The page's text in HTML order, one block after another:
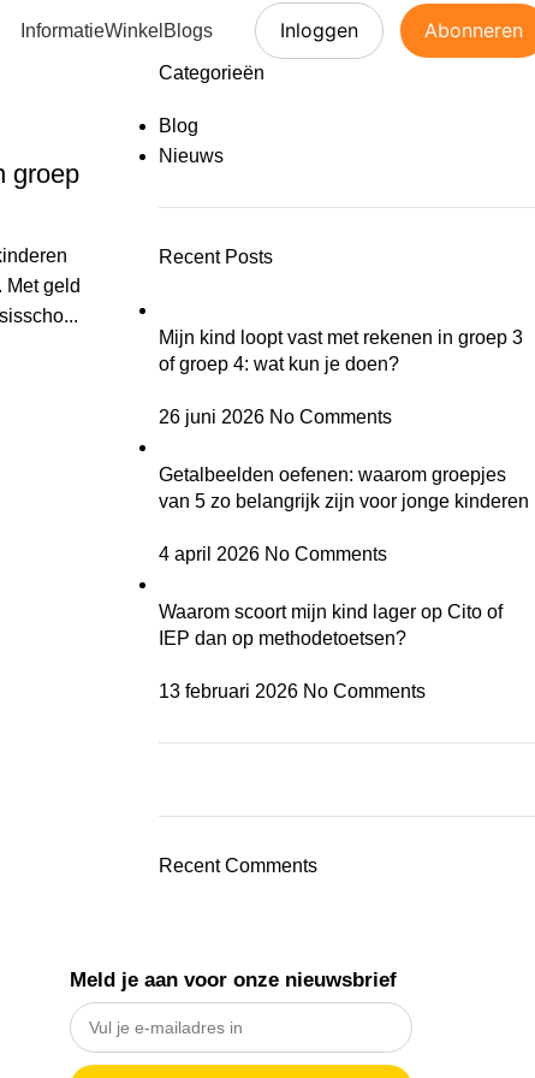
InformatieWinkel Blogs Inloggen Abonneren
groep
Met geld
Categorieën
Blog
Nieuws
Recent Posts
Mijn kind loopt vast met rekenen in groep 3
of groep 4: wat kun je doen?
26 juni 2026 No Comments
Getalbeelden oefenen: waarom groepjes
van 5 zo belangrijk zijn voor jonge kinderen
4 april 2026 No Comments
Waarom scoort mijn kind lager op Cito of
IEP dan op methodetoetsen?
13 februari 2026 No Comments
HP Envy 34
Recent Comments
Meld je aan voor onze nieuwsbrief